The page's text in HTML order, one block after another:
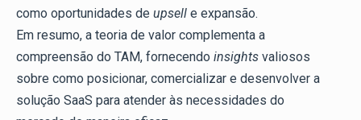
como oportunidades de upsell e expansão.
Em resumo, a teoria de valor complementa a
compreensão do TAM, fornecendo insights valiosos
sobre como posicionar, comercializar e desenvolver a
solução SaaS para atender às necessidades do